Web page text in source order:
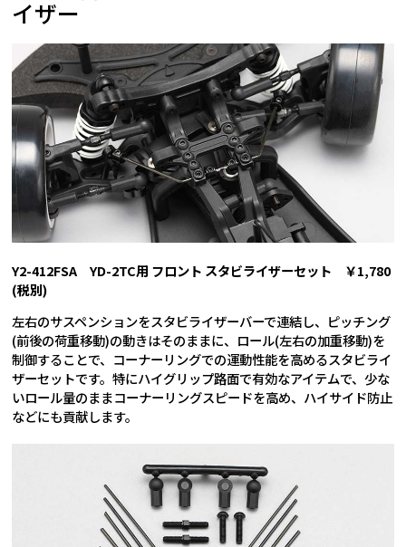
イザー
Y2-412FSA YD-2TC用 フロント スタビライザーセット ￥1,780
(税別)
左右のサスペンションをスタビライザーバーで連結し、ピッチング
(前後の荷重移動)の動きはそのままに、ロール(左右の加重移動)を
制御することで、コーナーリングでの運動性能を高めるスタビライ
ザーセットです。特にハイグリップ路面で有効なアイテムで、少な
いロール量のままコーナーリングスピードを高め、ハイサイド防止
などにも貢献します。